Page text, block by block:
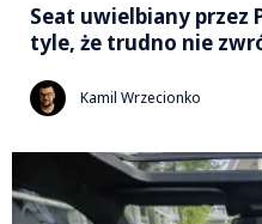
Seat uwielbiany przez
tyle, że trudno nie
Kamil Wrzecionko